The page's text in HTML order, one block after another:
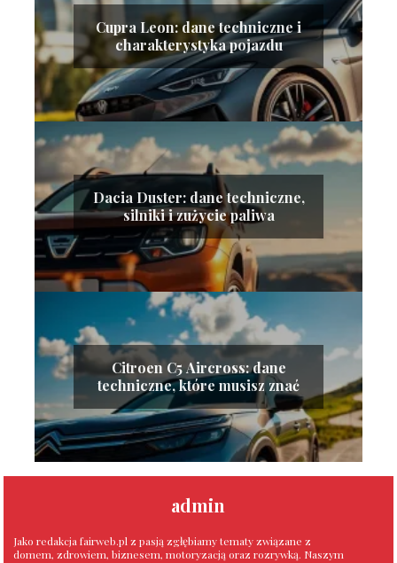
Cupra Leon: dane techniczne i
charakterystyka pojazdu
Dacia Duster: dane techniczne,
silniki i zużycie paliwa
Citroen C5 Aircross: dane
techniczne, które musisz znać
admin
Jako redakcja fairweb.pl z pasją zgłębiamy tematy związane z
domem, zdrowiem, biznesem, motoryzacją oraz rozrywką. Naszym